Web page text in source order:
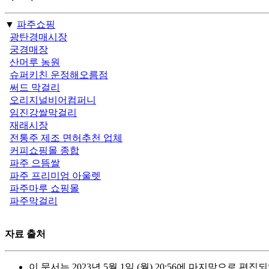
▼ 파주쇼핑
광탄경매시장
궁경매장
산머루 농원
슈퍼키친 운정해오름점
써드 막걸리
오리지널비어컴퍼니
임진강쌀막걸리
재래시장
전통주 제조 면허추천 업체
커피쇼핑몰 종합
파주 으뜸쌀
파주 프리미엄 아울렛
파주마루 쇼핑몰
파주막걸리
자료 출처
이 문서는 2023년 5월 1일 (월) 20:56에 마지막으로 편집